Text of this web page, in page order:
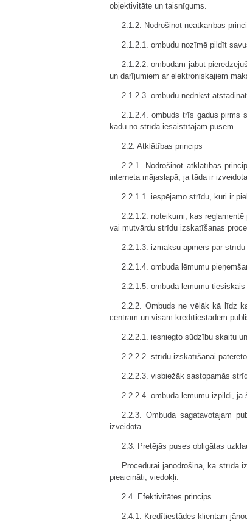
objektivitāte un taisnīgums.
2.1.2. Nodrošinot neatkarības
2.1.2.1. ombudu nozīmē pildīt
2.1.2.2. ombudam jābūt
un darījumiem ar elektroniskajiem
2.1.2.3. ombudu nedrīkst
2.1.2.4. ombuds trīs gadus pirms
kādu no strīdā iesaistītajām pusēm.
2.2. Atklātības princips
2.2.1. Nodrošinot atklātības
interneta mājaslapā, ja tāda ir
2.2.1.1. iespējamo strīdu, kuri ir
2.2.1.2. noteikumi, kas
vai mutvārdu strīdu izskatīšanas
2.2.1.3. izmaksu apmērs par
2.2.1.4. ombuda lēmumu
2.2.1.5. ombuda lēmumu tiesiskais
2.2.2. Ombuds ne vēlāk kā līdz
centram un visām kredītiestādēm
2.2.2.1. iesniegto sūdzību skaitu
2.2.2.2. strīdu izskatīšanai
2.2.2.3. visbiežāk sastopamās
2.2.2.4. ombuda lēmumu izpildi, ja
2.2.3. Ombuda sagatavotajam
izveidota.
2.3. Pretējās puses obligātas
Procedūrai jānodrošina, ka strīda
pieaicināti, viedokļi.
2.4. Efektivitātes princips
2.4.1. Kredītiestādes klientam